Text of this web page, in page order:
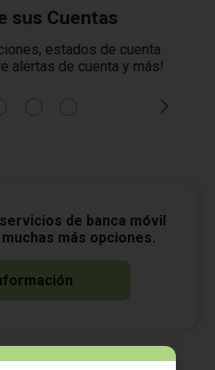
sus Cuentas
estados de cuenta
alertas de cuenta y más!
de banca móvil
más opciones.